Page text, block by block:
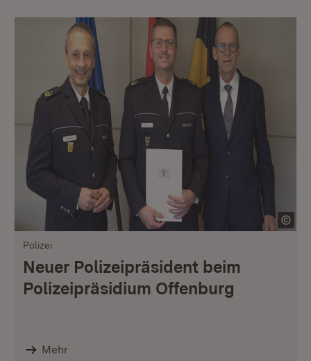
Polizei
Neuer Polizeipräsident beim
Polizeipräsidium Offenburg
Mehr